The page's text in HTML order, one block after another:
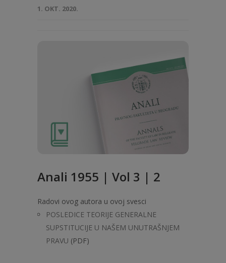
1. OKT. 2020.
Anali 1955 | Vol 3 | 2
Radovi ovog autora u ovoj svesci
POSLEDICE TEORIJE GENERALNE
SUPSTITUCIJE U NAŠEM UNUTRAŠNJEM
PRAVU (PDF)